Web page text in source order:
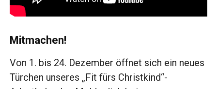
Mitmachen!
Von 1. bis 24. Dezember öffnet sich ein neues
Türchen unseres „Fit fürs Christkind“-